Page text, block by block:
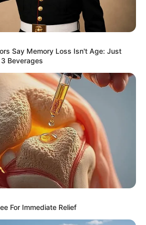
นอังคาร ดูดวงรายวัน
นักเขียน
อ.มิก พชร ทูตเทวะ
Say Memory Loss Isn't Age: Just
Beverages
For Immediate Relief